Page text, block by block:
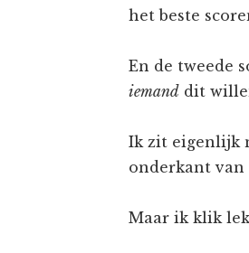
het beste
En de tweede
iemand dit
Ik zit eigenlijk
onderkant van
Maar ik klik